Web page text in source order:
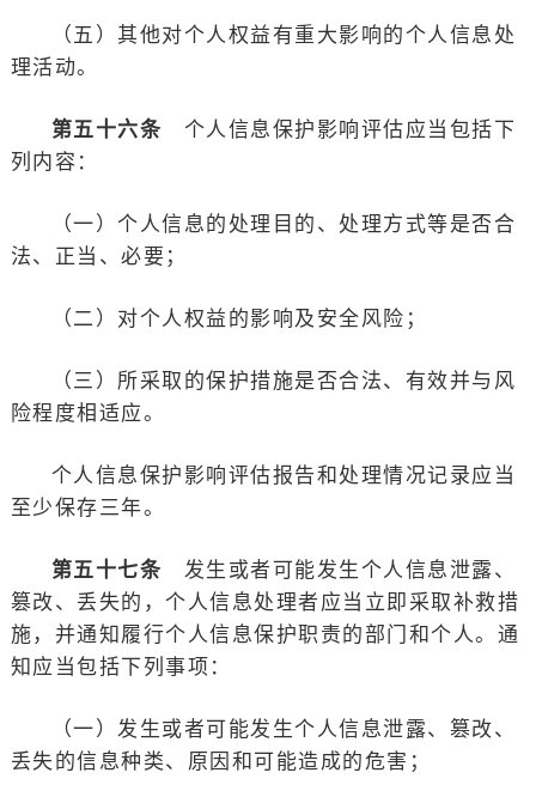
（五）其他对个人权益有重大影响的个人信息处
理活动。
第五十六条 个人信息保护影响评估应当包括下
列内容：
（一）个人信息的处理目的、处理方式等是否合
法、正当、必要；
（二）对个人权益的影响及安全风险；
（三）所采取的保护措施是否合法、有效并与风
险程度相适应。
个人信息保护影响评估报告和处理情况记录应当
至少保存三年。
第五十七条 发生或者可能发生个人信息泄露、
篡改、丢失的，个人信息处理者应当立即采取补救措
施，并通知履行个人信息保护职责的部门和个人。通
知应当包括下列事项：
（一）发生或者可能发生个人信息泄露、篡改、
丢失的信息种类、原因和可能造成的危害；